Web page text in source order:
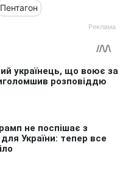
Пентагон